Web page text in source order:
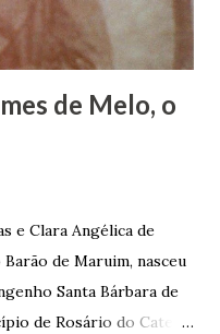
seu horário normal em
de Melo, o
e Clara Angélica de
de Maruim, nasceu
Santa Bárbara de
de Rosário do Catete.